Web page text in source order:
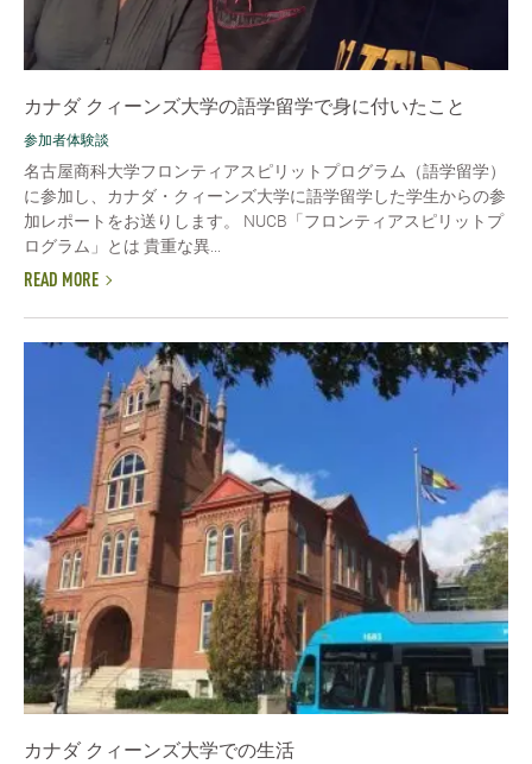
カナダ クィーンズ大学の語学留学で身に付いたこと
参加者体験談
名古屋商科大学フロンティアスピリットプログラム（語学留学）
に参加し、カナダ・クィーンズ大学に語学留学した学生からの参
加レポートをお送りします。 NUCB「フロンティアスピリットプ
ログラム」とは 貴重な異...
READ MORE
カナダ クィーンズ大学での生活